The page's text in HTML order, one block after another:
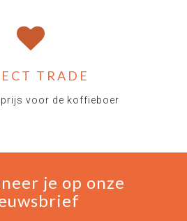
TRADE
prijs voor de koffieboer
je op onze